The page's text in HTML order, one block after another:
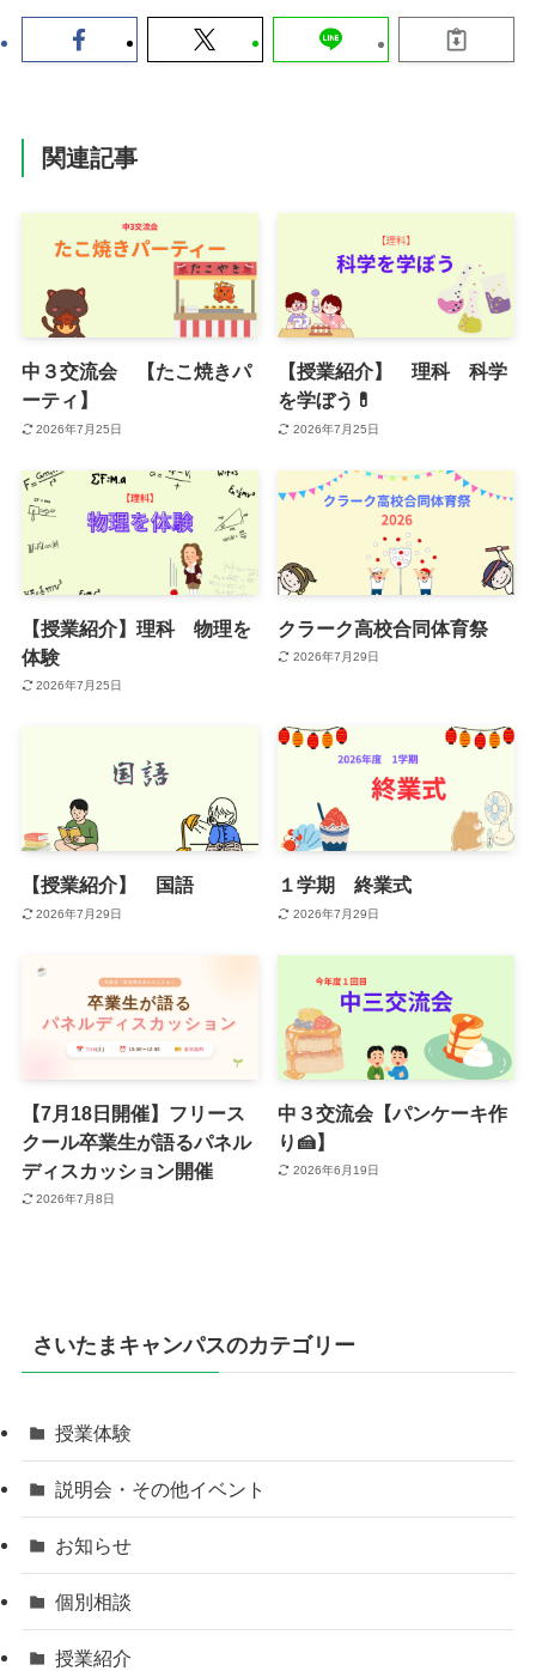
関連記事
中３交流会 【たこ焼きパ
ーティ】
2026年7月25日
【授業紹介】 理科 科学
を学ぼう💊
2026年7月25日
【授業紹介】理科 物理を
体験
2026年7月25日
クラーク高校合同体育祭
2026年7月29日
【授業紹介】 国語
2026年7月29日
１学期 終業式
2026年7月29日
【7月18日開催】フリース
クール卒業生が語るパネル
ディスカッション開催
2026年7月8日
中３交流会【パンケーキ作
り🍰】
2026年6月19日
さいたまキャンパスのカテゴリー
授業体験
説明会・その他イベント
お知らせ
個別相談
授業紹介